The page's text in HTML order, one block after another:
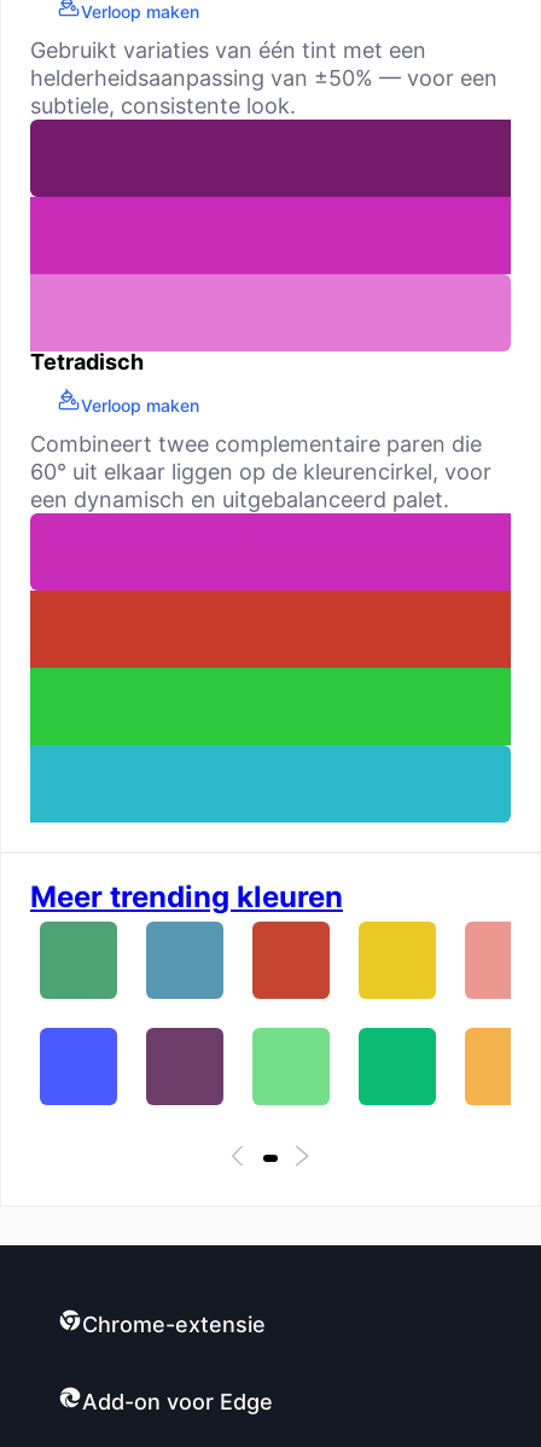
Verloop maken
Gebruikt variaties van één tint met een
helderheidsaanpassing van ±50% — voor een
subtiele, consistente look.
Tetradisch
Verloop maken
Combineert twee complementaire paren die
60° uit elkaar liggen op de kleurencirkel, voor
een dynamisch en uitgebalanceerd palet.
Meer trending kleuren
Chrome-extensie
Add-on voor Edge